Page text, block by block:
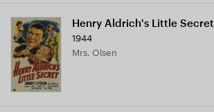
Henry Aldrich's Little Secret
1944
Mrs. Olsen